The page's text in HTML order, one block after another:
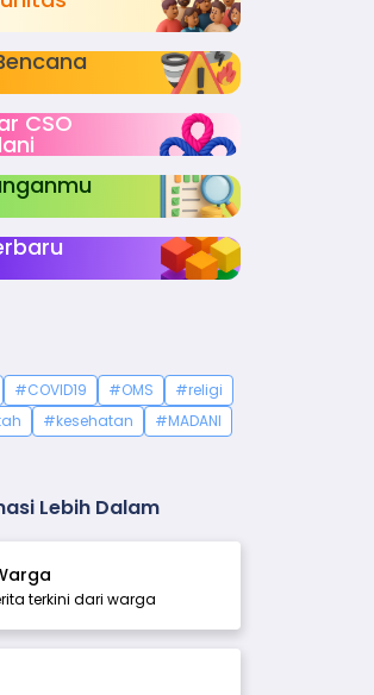
CSO
#COVID19 #OMS
#religi
#kesehatan #MADANI
Lebih Dalam
terkini dari warga